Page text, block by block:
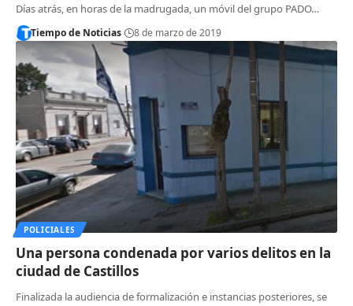
Días atrás, en horas de la madrugada, un móvil del grupo PADO…
Tiempo de Noticias 8 de marzo de 2019
POLICIALES
Una persona condenada por varios delitos en la
ciudad de Castillos
Finalizada la audiencia de formalización e instancias posteriores, se